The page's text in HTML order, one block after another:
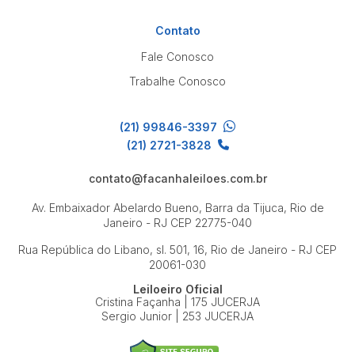
Contato
Fale Conosco
Trabalhe Conosco
(21) 99846-3397
(21) 2721-3828
contato@facanhaleiloes.com.br
Av. Embaixador Abelardo Bueno, Barra da Tijuca, Rio de
Janeiro - RJ CEP 22775-040
Rua República do Libano, sl. 501, 16, Rio de Janeiro - RJ CEP
20061-030
Leiloeiro Oficial
Cristina Façanha | 175 JUCERJA
Sergio Junior | 253 JUCERJA